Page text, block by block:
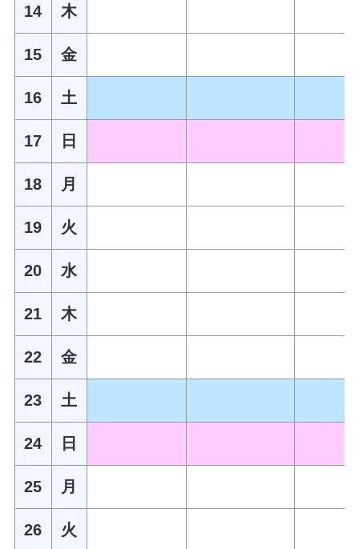
14 木
15 金
16 土
17 日
18 月
19 火
20 水
21 木
22 金
23 土
24 日
25 月
26 火